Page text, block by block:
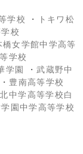
学校 ・
トキワ松
校
橋女学館中学高等
学校
学園 ・武蔵野中
・ 豊南高等学校
中学高等学校白
園中学高等学校